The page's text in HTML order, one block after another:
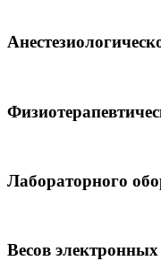
Лабораторного
Весов электронных